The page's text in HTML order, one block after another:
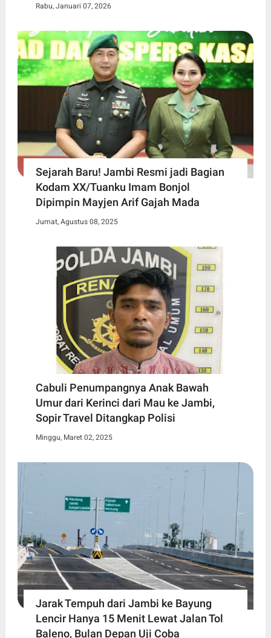
Rabu, Januari 07, 2026
Sejarah Baru! Jambi Resmi jadi Bagian
Kodam XX/Tuanku Imam Bonjol
Dipimpin Mayjen Arif Gajah Mada
Jumat, Agustus 08, 2025
Cabuli Penumpangnya Anak Bawah
Umur dari Kerinci dari Mau ke Jambi,
Sopir Travel Ditangkap Polisi
Minggu, Maret 02, 2025
Jarak Tempuh dari Jambi ke Bayung
Lencir Hanya 15 Menit Lewat Jalan Tol
Baleno, Bulan Depan Uji Coba